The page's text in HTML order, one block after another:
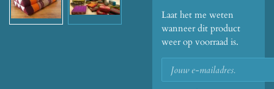
Laat het me weten
wanneer dit product
weer op voorraad is.